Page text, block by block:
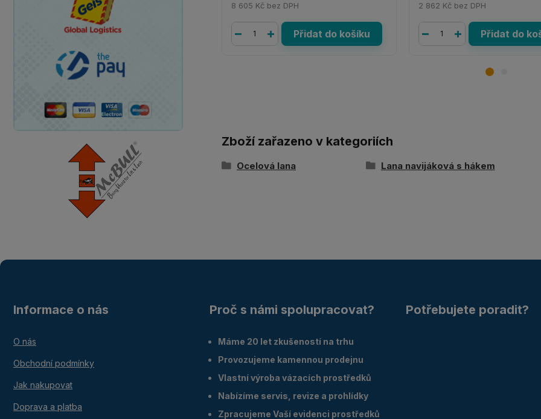
8 605 Kč bez DPH
Přidat do košíku
2 862 Kč bez DPH
Přidat do
Zboží zařazeno v kategoriích
Ocelová lana Lana navijáková s hákem
Informace o nás
O nás
Obchodní podmínky
Jak nakupovat
Doprava a platba
Proč s námi spolupracovat?
Máme 20 let zkušeností na trhu
Provozujeme kamennou prodejnu
Vlastní výroba vázacích prostředků
Nabízíme servis, revize a prohlídky
Zpracujeme Vaší evidenci prostředků
Potřebujete poradit?